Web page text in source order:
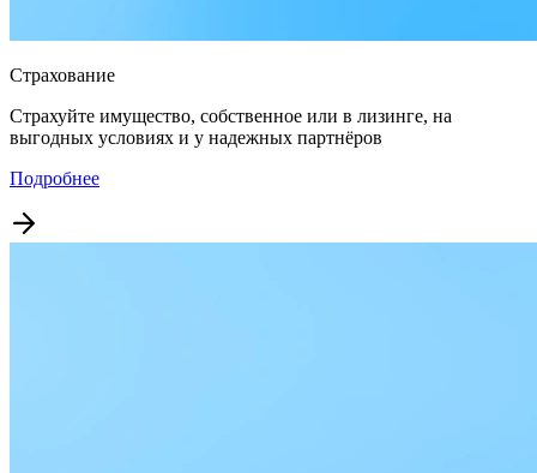
Страхование
Страхуйте имущество, собственное или в лизинге, на
выгодных условиях и у надежных партнёров
Подробнее